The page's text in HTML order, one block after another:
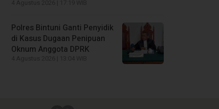
Polres Bintuni Ganti Penyidik
di Kasus Dugaan Penipuan
Oknum Anggota DPRK